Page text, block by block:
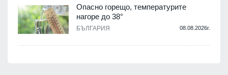
Опасно горещо, температурите
нагоре до 38°
БЪЛГАРИЯ 08.08.2026г.